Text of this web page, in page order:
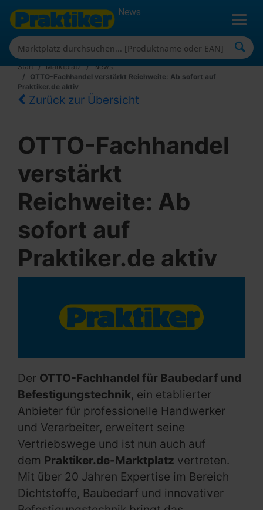
News
Start Marktplatz
News
OTTO-Fachhandel verstärkt Reichweite: Ab sofort auf
Praktiker.de aktiv
Zurück zur Übersicht
OTTO-Fachhandel
verstärkt
Reichweite: Ab
sofort auf
Praktiker.de aktiv
Der OTTO-Fachhandel für Baubedarf und
Befestigungstechnik, ein etablierter
Anbieter für professionelle Handwerker
und Verarbeiter, erweitert seine
Vertriebswege und ist nun auch auf
dem Praktiker.de-Marktplatz vertreten.
Mit über 20 Jahren Expertise im Bereich
Dichtstoffe, Baubedarf und innovativer